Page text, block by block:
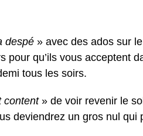
despé » avec des ados sur
pour qu’ils vous acceptent
tous les soirs.
content» de voir revenir le
deviendrez un gros nul qui